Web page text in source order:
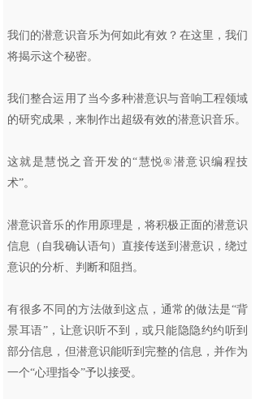
我们的潜意识音乐为何如此有效？在这里，我们
将揭示这个秘密。
我们整合运用了当今多种潜意识与音响工程领域
的研究成果，来制作出超级有效的潜意识音乐。
这就是慧悦之音开发的“慧悦®潜意识编程技
术”。
潜意识音乐的作用原理是，将积极正面的潜意识
信息（自我确认语句）直接传送到潜意识，绕过
意识的分析、判断和阻挡。
有很多不同的方法做到这点，通常的做法是“背
景耳语”，让意识听不到，或只能隐隐约约听到
部分信息，但潜意识能听到完整的信息，并作为
一个“心理指令”予以接受。